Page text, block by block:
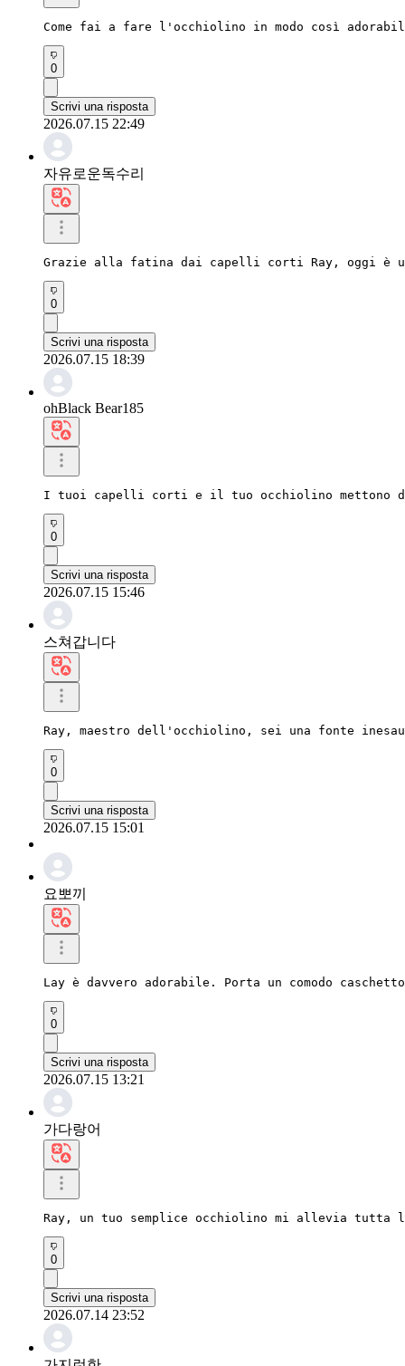
Come fai a fare l'occhiolino in modo così
0
Scrivi una risposta
2026.07.15 22:49
자유로운독수리
Grazie alla fatina dai capelli corti Ray, oggi è
0
Scrivi una risposta
2026.07.15 18:39
ohBlack Bear185
I tuoi capelli corti e il tuo occhiolino mettono
0
Scrivi una risposta
2026.07.15 15:46
스쳐갑니다
Ray, maestro dell'occhiolino, sei una fonte
0
Scrivi una risposta
2026.07.15 15:01
요뽀끼
Lay è davvero adorabile. Porta un comodo
0
Scrivi una risposta
2026.07.15 13:21
가다랑어
Ray, un tuo semplice occhiolino mi allevia
0
Scrivi una risposta
2026.07.14 23:52